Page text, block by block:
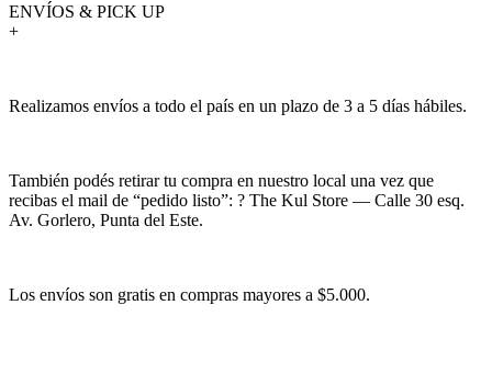
ENVÍOS & PICK UP
+
Realizamos envíos a todo el país en un plazo de 3 a 5 días hábiles.
También podés retirar tu compra en nuestro local una vez que
recibas el mail de “pedido listo”: ? The Kul Store — Calle 30 esq.
Av. Gorlero, Punta del Este.
Los envíos son gratis en compras mayores a $5.000.